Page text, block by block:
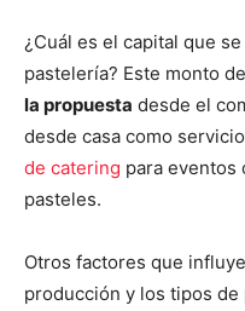
¿Cuál es el capital que
pastelería? Este monto
la propuesta desde el
desde casa como
de catering para eventos
pasteles.
Otros factores que
producción y los tipos